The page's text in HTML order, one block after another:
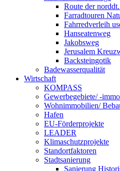
Route der
Farradtouren
Fahrredverleih
Hanseatenweg
Jakobsweg
Jerusalem
Backsteingotik
Badewasserqualität
Wirtschaft
KOMPASS
Gewerbegebiete/ -
Wohnimmobilien/
Hafen
EU-Förderprojekte
LEADER
Klimaschutzprojekte
Standortfaktoren
Stadtsanierung
Sanierung